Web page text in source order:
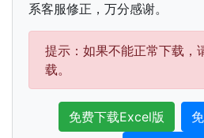
系客服修正，万分感谢。
提示：如果不能正常下载，
载。
免费下载Excel版